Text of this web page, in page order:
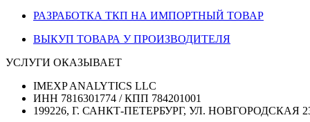
РАЗРАБОТКА ТКП НА ИМПОРТНЫЙ ТОВАР
ВЫКУП ТОВАРА У ПРОИЗВОДИТЕЛЯ
УСЛУГИ ОКАЗЫВАЕТ
IMEXP ANALYTICS LLC
ИНН 7816301774 / КПП 784201001
199226, Г. САНКТ-ПЕТЕРБУРГ, УЛ. НОВГОРОДСКАЯ